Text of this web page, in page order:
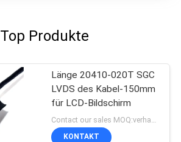
Top Produkte
Länge 20410-020T SGC
LVDS des Kabel-150mm
für LCD-Bildschirm
KONTAKT